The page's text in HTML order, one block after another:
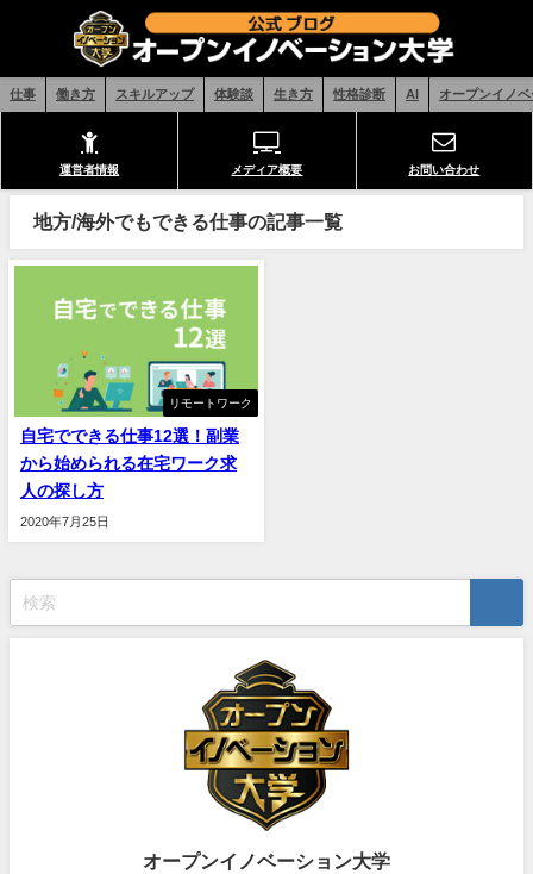
仕事 働き方 スキルアップ 体験談 生き方 性格診断 AI オープンイノ
運営者情報 メディア概要 お問い合わせ
地方/海外でもできる仕事の記事一覧
リモートワーク
自宅でできる仕事12選！副業
から始められる在宅ワーク求
人の探し方
2020年7月25日
オープンイノベーション大学